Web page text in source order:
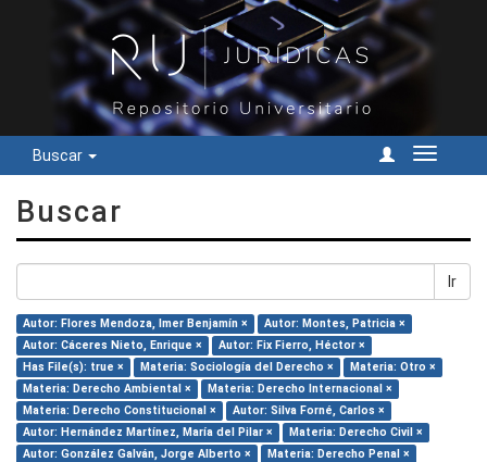
Buscar
Cambiar
Buscar
Ir
Autor: Flores Mendoza, Imer Benjamín ×
Autor: Montes, Patricia ×
Autor: Cáceres Nieto, Enrique ×
Autor: Fix Fierro, Héctor ×
Has File(s): true ×
Materia: Sociología del Derecho ×
Materia: Otro ×
Materia: Derecho Ambiental ×
Materia: Derecho Internacional ×
Materia: Derecho Constitucional ×
Autor: Silva Forné, Carlos ×
Autor: Hernández Martínez, María del Pilar ×
Materia: Derecho Civil ×
Autor: González Galván, Jorge Alberto ×
Materia: Derecho Penal ×